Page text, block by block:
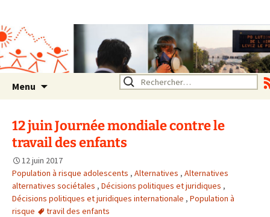
Rhône Alpes
Un environnement sain pour
la santé de tous
Menu Rechercher :
12 juin Journée mondiale contre le
travail des enfants
12 juin 2017
Population à risque adolescents , Alternatives , Alternatives
alternatives sociétales , Décisions politiques et juridiques ,
Décisions politiques et juridiques internationale , Population à
risque
travil des enfants